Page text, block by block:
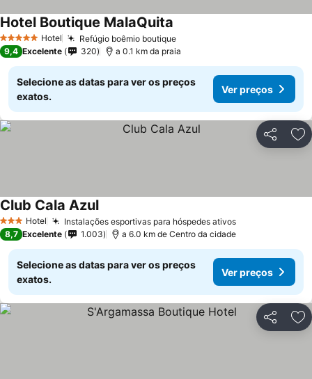
5 Estrelas Hotel Refúgio boêmio boutiqueVer preços
Hotel Boutique MalaQuita
9,4 Excelente 320 a 0.1 km da praia
Selecione as datas para ver os preços
exatos.
Ver preços
Partilhar
3 EstrelasHotel Instalações esportivas para hóspedes ativosVer preços
Club Cala AzulVer preços
8,7 Excelente 1.003 a 6.0 km de Centro da cidade
Selecione as datas para ver os preços
exatos.
Ver preços
Partilhar